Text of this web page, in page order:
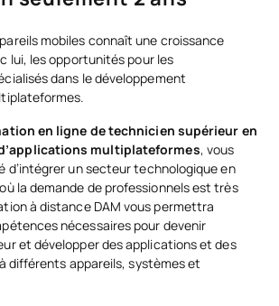
mobiles connaît une croissance
lui, les opportunités pour les
dans le développement
en ligne de technicien supérieur en
multiplateformes, vous
d’intégrer un secteur technologique en
la demande de professionnels est très
à distance DAM vous permettra
nécessaires pour devenir
et développer des applications et des
différents appareils, systèmes et